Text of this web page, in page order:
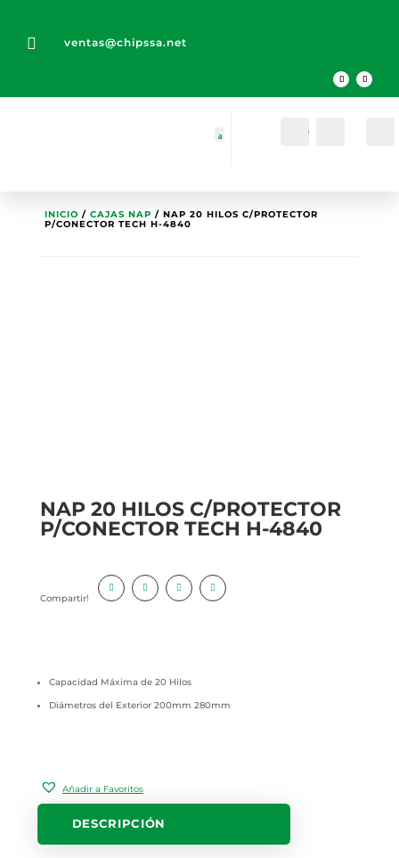
 ventas@chipssa.net
Cuenta
INICIO / CAJAS NAP / NAP 20 HILOS C/PROTECTOR
P/CONECTOR TECH H-4840
NAP 20 HILOS C/PROTECTOR
P/CONECTOR TECH H-4840
Compartir!
Capacidad Máxima de 20 Hilos
Diámetros del Exterior 200mm 280mm
Añadir a Favoritos
DESCRIPCIÓN